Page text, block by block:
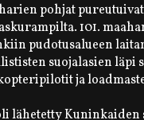
pohjat
101.
pudotusalueen
suojalasien
ja
lähetetty Kuninkaiden